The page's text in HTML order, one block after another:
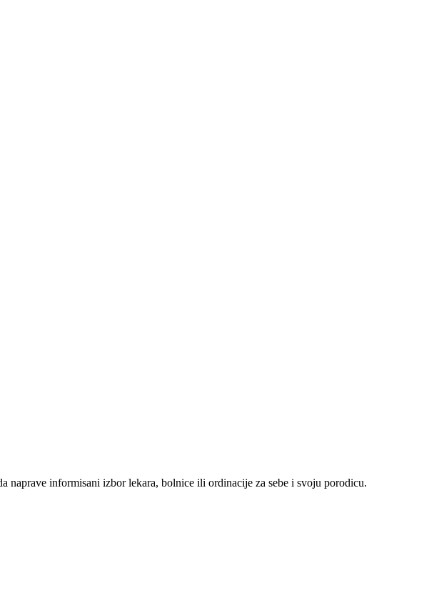
informisani izbor lekara, bolnice ili ordinacije za sebe i svoju porodicu.